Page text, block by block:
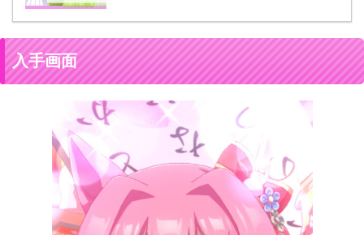
入手画面